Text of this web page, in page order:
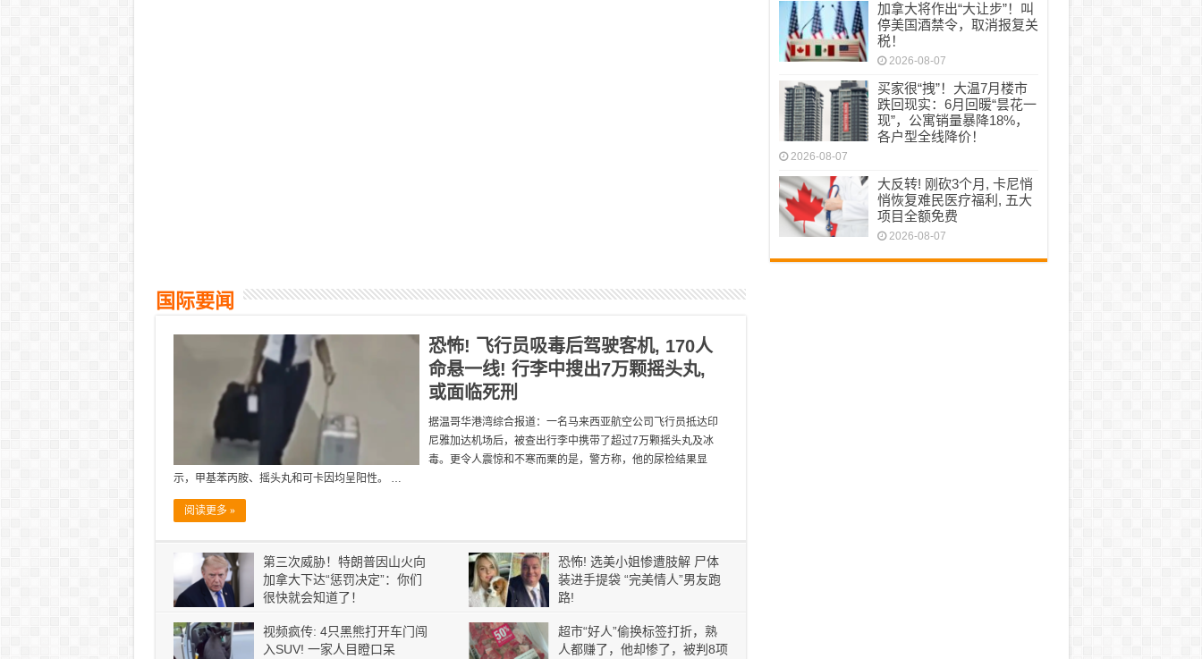
国际要闻
恐怖! 飞行员吸毒后驾驶客机, 170人
命悬一线! 行李中搜出7万颗摇头丸,
或面临死刑
据温哥华港湾综合报道：一名马来西亚航空公司飞行员抵达印
尼雅加达机场后，被查出行李中携带了超过7万颗摇头丸及冰
毒。更令人震惊和不寒而栗的是，警方称，他的尿检结果显
示，甲基苯丙胺、摇头丸和可卡因均呈阳性。 …
阅读更多 »
第三次威胁！特朗普因山火向
加拿大下达“惩罚决定”：你们
很快就会知道了！
恐怖! 选美小姐惨遭肢解 尸体
装进手提袋 “完美情人”男友跑
路!
视频疯传: 4只黑熊打开车门闯
入SUV! 一家人目瞪口呆
超市“好人”偷换标签打折，熟
人都赚了，他却惨了，被判8项
加拿大将作出“大让步”！叫
停美国酒禁令，取消报复关
税！
2026-08-07
买家很“拽”！大温7月楼市
跌回现实：6月回暖“昙花一
现”，公寓销量暴降18%，
各户型全线降价！
2026-08-07
大反转! 刚砍3个月, 卡尼悄
悄恢复难民医疗福利, 五大
项目全额免费
2026-08-07